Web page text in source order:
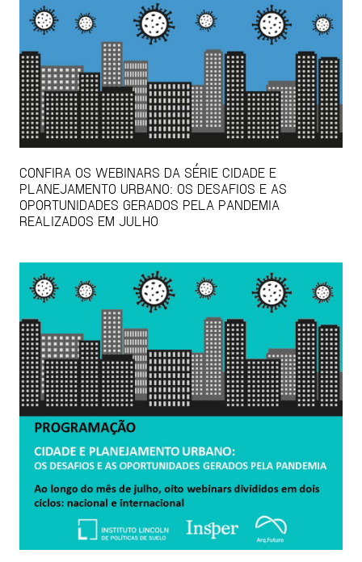
CONFIRA OS WEBINARS DA SÉRIE CIDADE E
PLANEJAMENTO URBANO: OS DESAFIOS E AS
OPORTUNIDADES GERADOS PELA PANDEMIA
REALIZADOS EM JULHO